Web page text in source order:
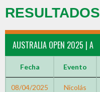
RESULTADOS
AUSTRALIA OPEN 2025 | A
Fecha Evento
08/04/2025
Nicolás